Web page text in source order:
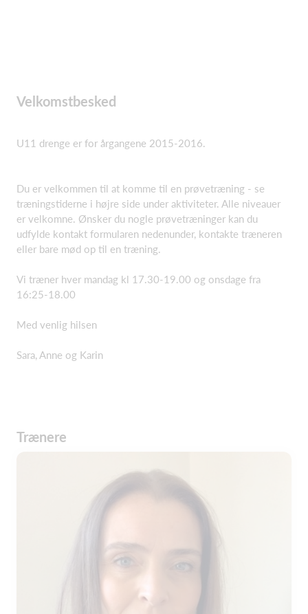
Velkomstbesked
U11 drenge er for årgangene 2015-2016.
Du er velkommen til at komme til en prøvetræning - se
træningstiderne i højre side under aktiviteter. Alle niveauer
er velkomne. Ønsker du nogle prøvetræninger kan du
udfylde kontakt formularen nedenunder, kontakte træneren
eller bare mød op til en træning.
Vi træner hver mandag kl 17.30-19.00 og onsdage fra
16:25-18.00
Med venlig hilsen
Sara, Anne og Karin
Trænere